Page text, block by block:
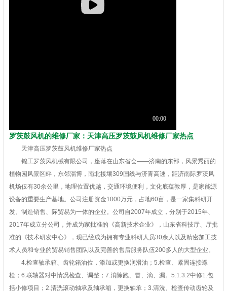
罗茨鼓风机的维修厂家：天津高压罗茨鼓风机维修厂家热点
天津高压罗茨鼓风机维修厂家热点
锦工罗茨风机械有限公司，座落在山东省会——济南的东部，风景秀丽的
植物园风景区畔，东邻淄博，南北接壤309国线与济青高速，距济南际罗茨风
机场仅有30余公里，地理位置优越，交通环境便利，文化底蕴敦厚，是家能源
设备的重要生产基地。公司注册资金1000万元，占地60亩，是一家集科研开
发、制造销售、际贸易为一体的企业。公司自2007年成立，分别于2015年、
2017年成立分公司，并成为家批准的《高新技术企业》，山东省科技厅、厅批
准的《技术研发中心》，现已经成为拥有专业科研人员30余人以及精密加工技
术人员和专业的贸易销售团队以及完善的售后服务队伍200多人的大型企业。
4.检查轴承箱、齿轮箱油位，添加或更换润滑油；5.检查、紧固连接螺
栓；6.联轴器对中情况检查、调整；7.消除跑、冒、滴、漏。5.1.3.2中修1.包
括小修项目；2.清洗滚动轴承及轴承箱，更换轴承；3.清洗、检查传动齿轮及